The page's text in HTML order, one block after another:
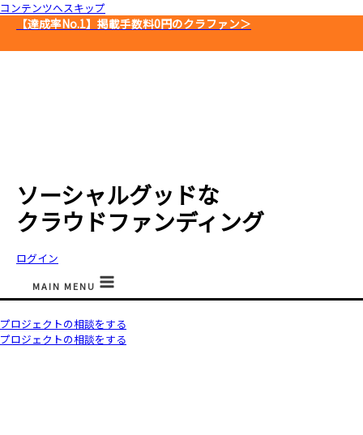
コンテンツへスキップ
【達成率No.1】 掲載手数料0円のクラファン＞
ソーシャルグッドな
クラウドファンディング
ログイン
MAIN MENU
プロジェクトの相談をする
プロジェクトの相談をする